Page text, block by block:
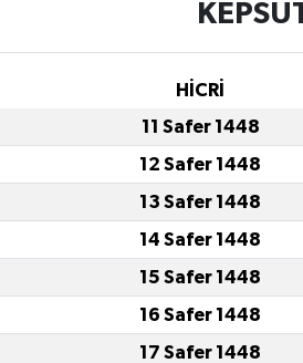
HİCRİ
11 Safer 1448
12 Safer 1448
13 Safer 1448
14 Safer 1448
15 Safer 1448
16 Safer 1448
17 Safer 1448